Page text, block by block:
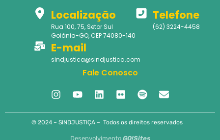
Localização
Rua 100, 75, Setor Sul
Goiânia-GO, CEP 74080-140
Telefone
(62) 3224-4458
E-mail
sindjustica@sindjustica.com
Fale Conosco
© 2024 – SINDJUSTIÇA – Todos os direitos reservados
Desenvolvimento GO!Sites